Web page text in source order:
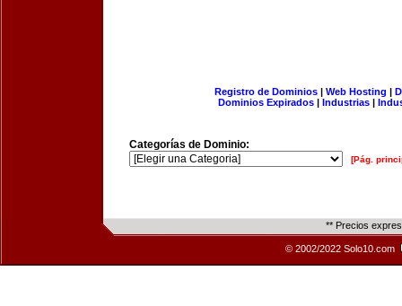
Registro de Dominios| Web Hosting |
Dominios Expirados | Industrias |
Categorías de Dominio:
[Pág.
** Precios
© 2002/2022 Solo10.com